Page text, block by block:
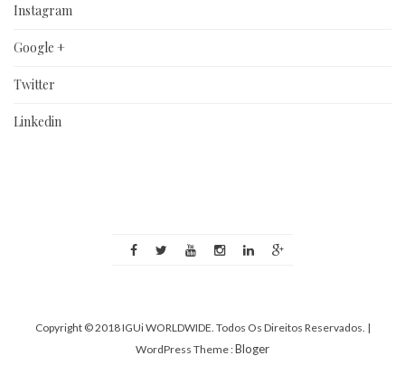
Instagram
Google +
Twitter
Linkedin
Copyright © 2018 IGUi WORLDWIDE. Todos Os Direitos Reservados. |
WordPress Theme :Bloger